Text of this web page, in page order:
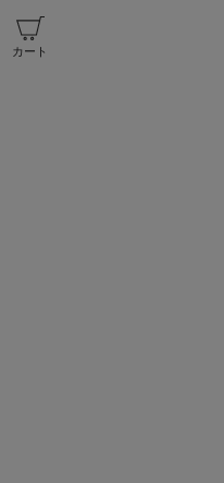
カート